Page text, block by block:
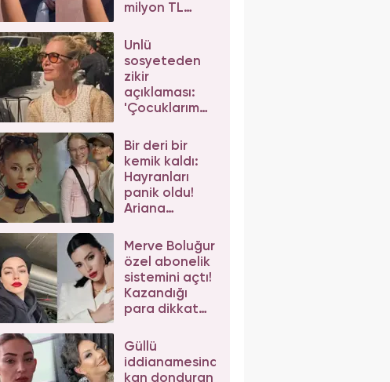
milyon TL
Ünlü
sosyeteden
zikir
açıklaması:
'Çocuklarım
diyerek gelen
eleştirilere
yanıt verdi
Bir deri bir
kemik kaldı:
Hayranları
panik oldu!
Ariana
son hali
korkuttu
Merve Boluğur
özel abonelik
sistemini açtı!
Kazandığı
para dikkat
Güllü
iddianamesinde
kan donduran